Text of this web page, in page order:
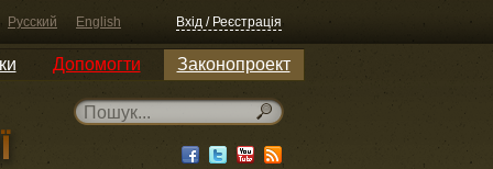
Русский English Вхід / Реєстрація
Допомогти Законопроект